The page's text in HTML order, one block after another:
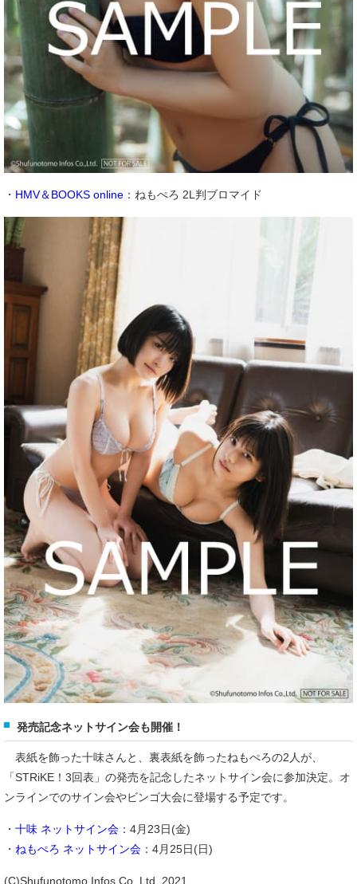
・ HMV＆BOOKS online ：ねもぺろ 2L判ブロマイド
発売記念ネットサイン会も開催！
表紙を飾った十味さんと、裏表紙を飾ったねもぺろの2人が、
「STRiKE！3回表」の発売を記念したネットサイン会に参加決定。オ
ンラインでのサイン会やビンゴ大会に登場する予定です。
・ 十味 ネットサイン会 ：4月23日(金)
・ ねもぺろ ネットサイン会 ：4月25日(日)
(C)Shufunotomo Infos Co.,Ltd. 2021